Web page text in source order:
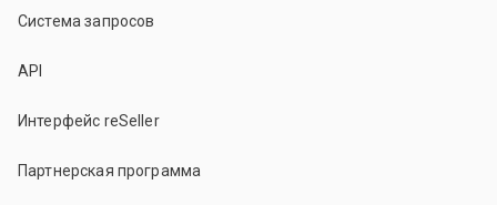
Система запросов
API
Интерфейс reSeller
Партнерская программа